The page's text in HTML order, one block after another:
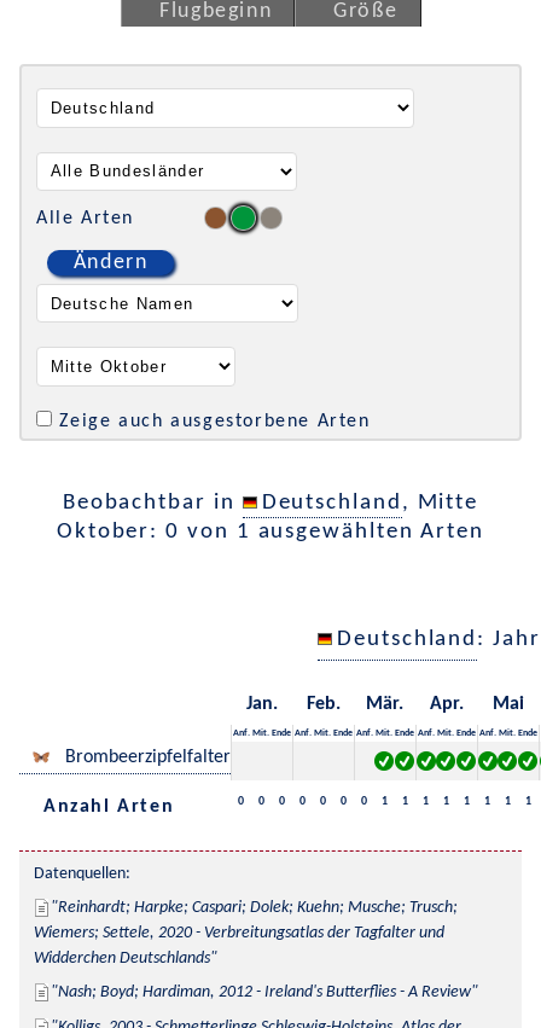
Flugbeginn
Größe
Alle Arten
Ändern
Zeige auch ausgestorbene Arten
Beobachtbar in Deutschland , Mitte
Oktober: 0 von 1 ausgewählten Arten
Deutschland :
Jan. Feb. Mär. Apr. Mai
Anf. Mit. Ende Anf. Mit. Ende Anf. Mit. Ende Anf. Mit. Ende Anf. Mit. Ende
Brombeerzipfelfalter
Anzahl Arten 0 0 0 0 0 0 0 1 1 1 1 1 1 1 1
Datenquellen:
Reinhardt; Harpke; Caspari; Dolek; Kuehn; Musche; Trusch;
Wiemers; Settele, 2020 - Verbreitungsatlas der Tagfalter und
Widderchen Deutschlands
Nash; Boyd; Hardiman, 2012 - Ireland's Butterflies - A Review